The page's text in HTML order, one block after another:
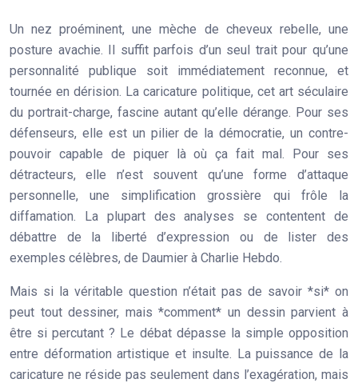
Un nez proéminent, une mèche de cheveux rebelle, une
posture avachie. Il suffit parfois d’un seul trait pour qu’une
personnalité publique soit immédiatement reconnue, et
tournée en dérision. La caricature politique, cet art séculaire
du portrait-charge, fascine autant qu’elle dérange. Pour ses
défenseurs, elle est un pilier de la démocratie, un contre-
pouvoir capable de piquer là où ça fait mal. Pour ses
détracteurs, elle n’est souvent qu’une forme d’attaque
personnelle, une simplification grossière qui frôle la
diffamation. La plupart des analyses se contentent de
débattre de la liberté d’expression ou de lister des
exemples célèbres, de Daumier à Charlie Hebdo.
Mais si la véritable question n’était pas de savoir *si* on
peut tout dessiner, mais *comment* un dessin parvient à
être si percutant ? Le débat dépasse la simple opposition
entre déformation artistique et insulte. La puissance de la
caricature ne réside pas seulement dans l’exagération, mais